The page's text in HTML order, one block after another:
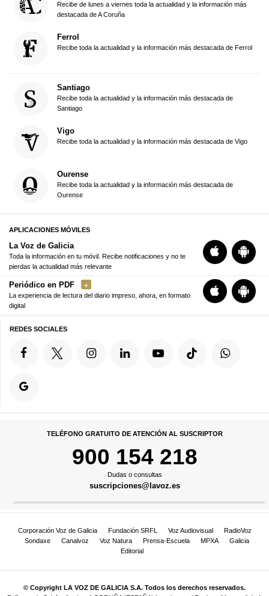
Recibe de lunes a viernes toda la actualidad y la información más
destacada de A Coruña
Ferrol
Recibe toda la actualidad y la información más destacada de Ferrol
Santiago
Recibe toda la actualidad y la información más destacada de
Santiago
Vigo
Recibe toda la actualidad y la información más destacada de Vigo
Ourense
Recibe toda la actualidad y la información más destacada de
Ourense
APLICACIONES MÓVILES
La Voz de Galicia
Toda la información en tu móvil. Recibe notificaciones y no te
pierdas la actualidad más relevante
Periódico en PDF
La experiencia de lectura del diario impreso, ahora, en formato
digital
REDES SOCIALES
TELÉFONO GRATUITO DE ATENCIÓN AL SUSCRIPTOR
900 154 218
Dudas o consultas
suscripciones@lavoz.es
Corporación Voz de Galicia Fundación SRFL Voz Audiovisual
RadioVoz
Sondaxe
Canalvoz Voz Natura Prensa-Escuela MPXA
Galicia
Editorial
© Copyright LA VOZ DE GALICIA S.A. Todos los derechos reservados.